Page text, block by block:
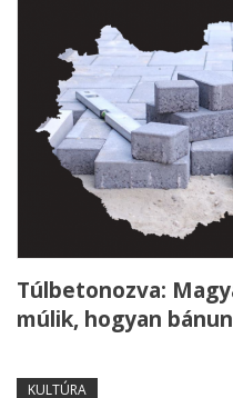
Túlbetonozva:
múlik, hogyan
KULTÚRA